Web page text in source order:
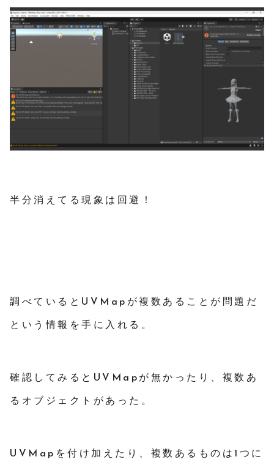
半分消えてる現象は回避！
調べているとUVMapが複数あることが問題だ
という情報を手に入れる。
確認してみるとUVMapが無かったり、複数あ
るオブジェクトがあった。
UVMapを付け加えたり、複数あるものは1つに